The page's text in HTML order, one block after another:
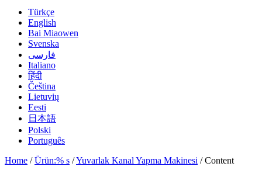
Türkçe
English
Bai Miaowen
Svenska
فارسی
Italiano
हिंदी
Čeština
Lietuvių
Eesti
日本語
Polski
Português
Home /Ürün:% s /Yuvarlak Kanal Yapma Makinesi / Content